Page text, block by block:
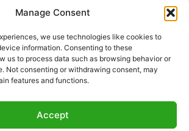
Manage Consent
we use technologies like cookies to
information. Consenting to these
us to process data such as browsing behavior or
Not consenting or withdrawing consent, may
features and functions.
Accept
taloudellisia päätöksiä.
käyttö edellyttää tämän
hyväksymistä.
sen kirjoittajat tai avustajat eivät ole
suorista, epäsuorista tai välillisistä
johtuvat sivustolla olevien tietojen
verkkosivusto on tarkoitettu